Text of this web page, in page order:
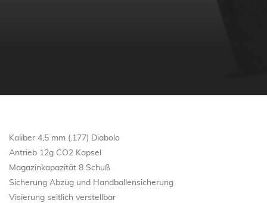
Kaliber 4,5 mm (.177) Diabolo
Antrieb 12g CO2 Kapsel
Magazinkapazität 8 Schuß
Sicherung Abzug und Handballensicherung
Visierung seitlich verstellbar